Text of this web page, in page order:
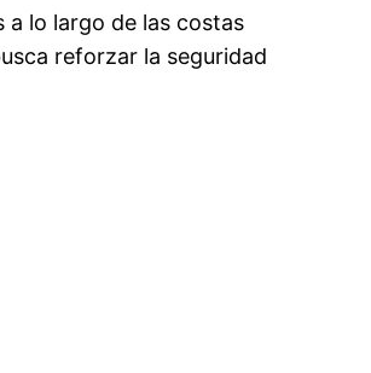
a lo largo de las costas
reforzar la seguridad